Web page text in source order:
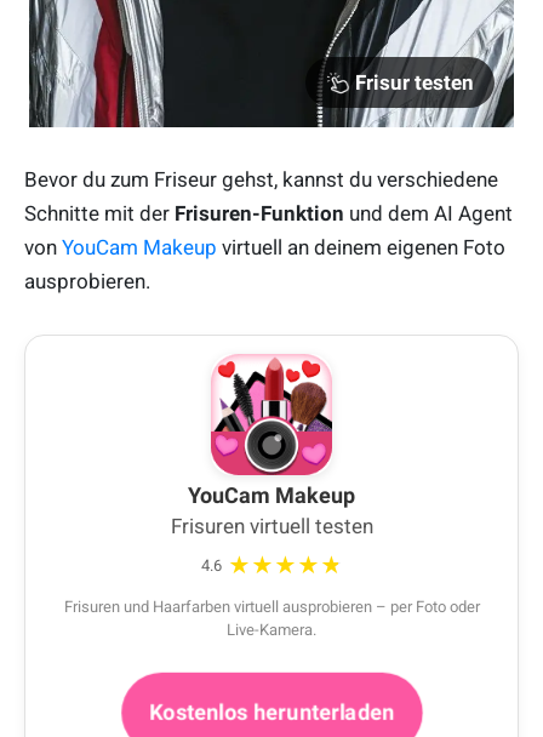
Frisur testen
Bevor du zum Friseur gehst, kannst du verschiedene
Schnitte mit der Frisuren-Funktion und dem AI Agent
von YouCam Makeup virtuell an deinem eigenen Foto
ausprobieren.
YouCam Makeup
Frisuren virtuell testen
4.6 ★★★★★
Frisuren und Haarfarben virtuell ausprobieren – per Foto oder
Live-Kamera.
Kostenlos herunterladen